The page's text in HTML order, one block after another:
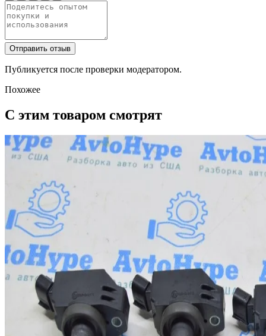
Отправить отзыв
Публикуется после проверки модератором.
Похожее
С этим товаром смотрят